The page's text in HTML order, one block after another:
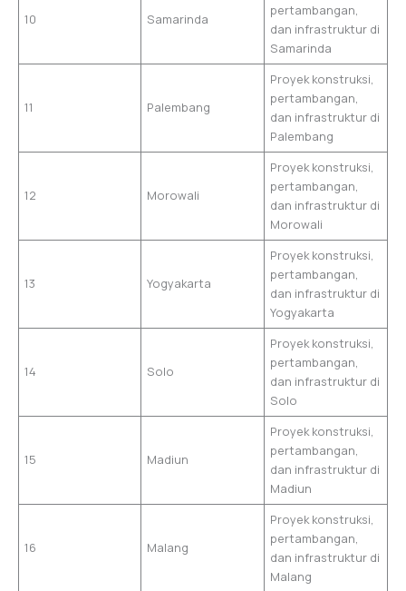
10 Samarinda
pertambangan,
dan infrastruktur di
Samarinda
11 Palembang
Proyek konstruksi,
pertambangan,
dan infrastruktur di
Palembang
12 Morowali
Proyek konstruksi,
pertambangan,
dan infrastruktur di
Morowali
13 Yogyakarta
Proyek konstruksi,
pertambangan,
dan infrastruktur di
Yogyakarta
14 Solo
Proyek konstruksi,
pertambangan,
dan infrastruktur di
Solo
15 Madiun
Proyek konstruksi,
pertambangan,
dan infrastruktur di
Madiun
16 Malang
Proyek konstruksi,
pertambangan,
dan infrastruktur di
Malang